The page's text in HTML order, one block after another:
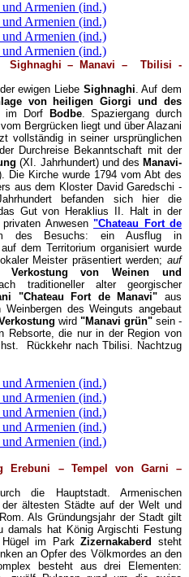
Sighnaghi – Manavi–
Tbilisi -
ewigen Liebe Sighnaghi. Auf dem
von heiligen Giorgi und des
im Dorf Bodbe. Spaziergang durch
Bergrücken liegt und über Alazani
vollständig in seiner ursprünglichen
Durchreise Bekanntschaft mit der
(XI. Jahrhundert) und des Manavi-
Die Kirche wurde 1794 vom Abt des
aus dem Kloster David Garedschi -
befanden sich hier die
Gut von Heraklius II. Halt in der
Anwesen "Chateau Fort de
des Besuchs: ein Ausflug in
dem Territorium organisiert wurde
Meister präsentiert werden; auf
Verkostung von Weinen und
traditioneller alter georgischer
"Chateau Fort de Manavi" aus
des Weinguts angebaut
wird "Manavi grün" sein -
Rebsorte, die nur in der Region von
Rückkehr nach Tbilisi. Nachtzug
Erebuni – Tempel von Garni –
die Hauptstadt. Armenischen
ältesten Städte auf der Welt und
Als Gründungsjahr der Stadt gilt
damals hat König Argischti Festung
Hügel im ParkZizernakaberd
steht
an Opfer des Völkmordes an den
besteht aus drei Elementen: